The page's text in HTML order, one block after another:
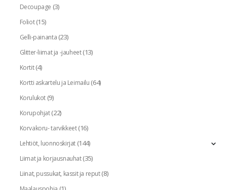
Decoupage (3)
Foliot(15)
Gelli-painanta(23)
Glitter-liimat ja -jauheet(13)
Kortit(4)
Kortti askartelu ja Leimailu(64)
Korulukot(9)
Korupohjat(22)
Korvakoru- tarvikkeet(16)
Lehtiöt, luonnoskirjat(144)
Liimat ja korjausnauhat(35)
Liinat, pussukat, kassit ja reput(8)